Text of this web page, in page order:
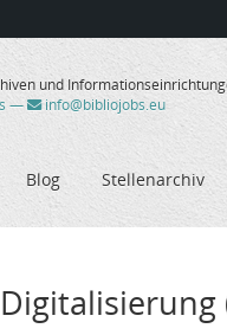
und
— info@bibliojobs.eu
Blog Stellenarchiv